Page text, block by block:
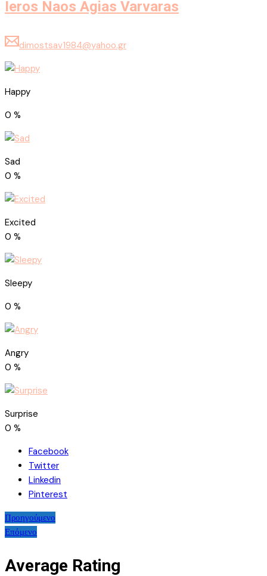
Ieros Naos Agias Varvaras
dimostsav1984@yahoo.gr
Happy
0 %
Sad
0 %
Excited
0 %
Sleepy
0 %
Angry
0 %
Surprise
0 %
Facebook
Twitter
Linkedin
Pinterest
Πλοήγηση
άρθρων
Προηγούμενο
Επόμενο
Average Rating